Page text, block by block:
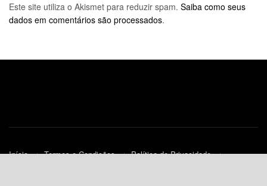
Este site utiliza o Akismet para reduzir spam. Saiba como seus
dados em comentários são processados.
Início Termos e Condições
Política de Privacidade